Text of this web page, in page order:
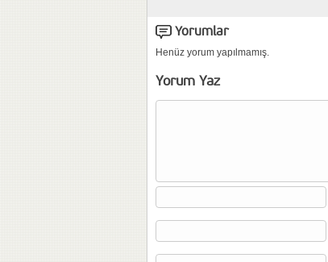
Yorumlar
Henüz yorum yapılmamış.
Yorum Yaz